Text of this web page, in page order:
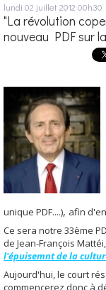
lundi 02 juillet 2012 00h30
"La révolution
nouveau PDF sur
unique PDF....), afin
Ce sera notre 33ème
de Jean-François
l'épuisemnt de la
Aujourd'hui, le court
commencerez donc à